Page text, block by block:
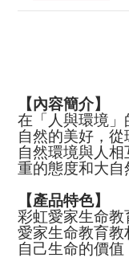
【內容簡介】
在「人與環境
自然的美好，
自然環境與人
重的態度和大自
【產品特色】
彩虹愛家生命
愛家生命教育
自己生命的價值